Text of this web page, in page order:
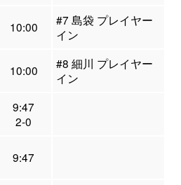
10:00
#7 島袋 プレイヤー
イン
10:00
#8 細川 プレイヤー
イン
9:47
2-0
9:47